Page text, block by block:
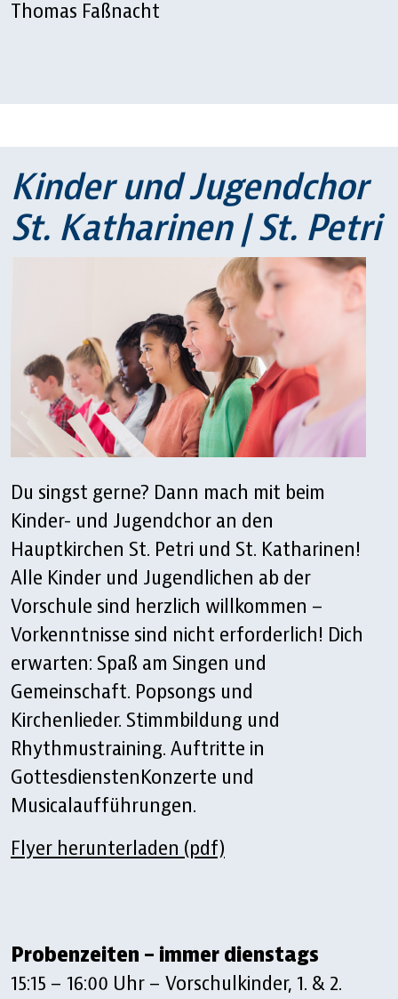
Thomas Faßnacht
Kinder und Jugendchor
St. Katharinen | St. Petri
Du singst gerne? Dann mach mit beim
Kinder- und Jugendchor an den
Hauptkirchen St. Petri und St. Katharinen!
Alle Kinder und Jugendlichen ab der
Vorschule sind herzlich willkommen –
Vorkenntnisse sind nicht erforderlich! Dich
erwarten: Spaß am Singen und
Gemeinschaft. Popsongs und
Kirchenlieder. Stimmbildung und
Rhythmustraining. Auftritte in
GottesdienstenKonzerte und
Musicalaufführungen.
Flyer herunterladen (pdf)
Probenzeiten – immer dienstags
15:15 – 16:00 Uhr – Vorschulkinder, 1. & 2.